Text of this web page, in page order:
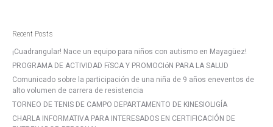
Recent Posts
¡Cuadrangular! Nace un equipo para niños con autismo en Mayagüez!
PROGRAMA DE ACTIVIDAD FíSCA Y PROMOCIóN PARA LA SALUD
Comunicado sobre la participación de una niña de 9 años eneventos de
alto volumen de carrera de resistencia
TORNEO DE TENIS DE CAMPO DEPARTAMENTO DE KINESIOLIGÍA
CHARLA INFORMATIVA PARA INTERESADOS EN CERTIFICACIÓN DE